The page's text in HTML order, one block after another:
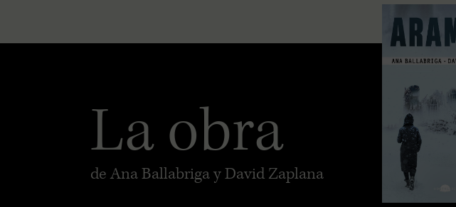
La obra
de Ana Ballabriga y David Zaplana